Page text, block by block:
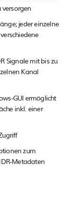
jeder einzelne
Signale mit bis zu
Kanal
GUI ermöglicht
inkl. einer
zum
Metadaten